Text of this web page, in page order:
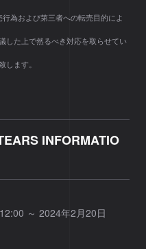
為および第三者への転売目的によ
した上で然るべき対応を取らせてい
します。
INFORMATIO
～ 2024年2月20日